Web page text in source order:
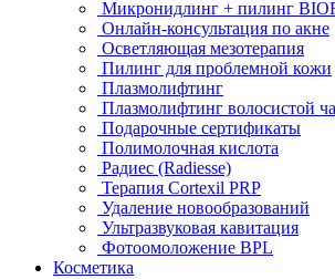
Микронидлинг + пилинг
Онлайн-консультация по акне
Осветляющая мезотерапия
Пилинг для проблемной кожи
Плазмолифтинг
Плазмолифтинг волосистой
Подарочные сертификаты
Полимолочная кислота
Радиес (Radiesse)
Терапия Cortexil PRP
Удаление новообразований
Ультразвуковая кавитация
Фотоомоложение BPL
Косметика